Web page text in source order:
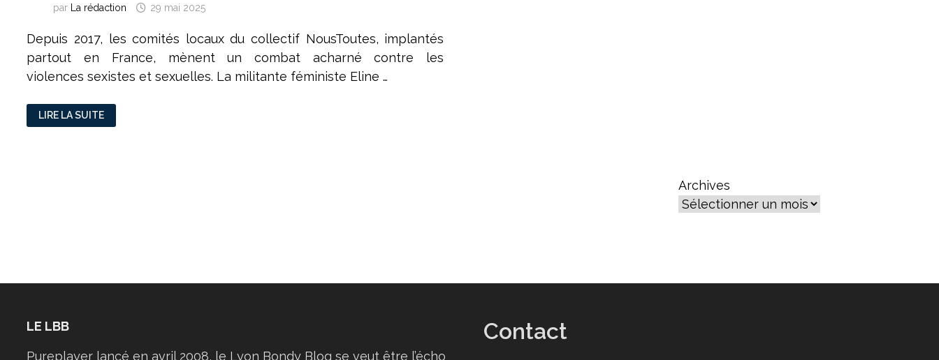
par La rédaction 29 mai 2025
Depuis 2017, les comités locaux du collectif NousToutes, implantés
partout en France, mènent un combat acharné contre les
violences sexistes et sexuelles. La militante féministe Eline …
ELINE
ROY
:
LIRE LA SUITE
Archives
LE LBB
Pureplayer lancé en avril 2008, le Lyon Bondy Blog se veut être l’écho
Contact